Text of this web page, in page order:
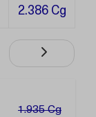
2.386 Cg
1.935 Cg